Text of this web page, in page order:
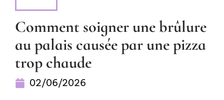
Comment soigner une brûlure
au palais causée par une pizza
trop chaude
02/06/2026